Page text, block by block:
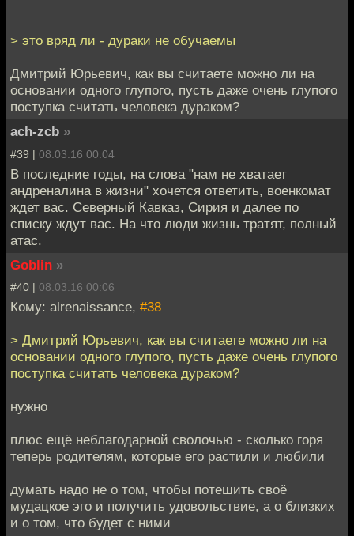
> это вряд ли - дураки не обучаемы
Дмитрий Юрьевич, как вы считаете можно ли на
основании одного глупого, пусть даже очень глупого
поступка считать человека дураком?
ach-zcb »
#39 | 08.03.16 00:04
В последние годы, на слова "нам не хватает
андреналина в жизни" хочется ответить, военкомат
ждет вас. Северный Кавказ, Сирия и далее по
списку ждут вас. На что люди жизнь тратят, полный
атас.
Goblin »
#40 | 08.03.16 00:06
Кому: alrenaissance, #38
> Дмитрий Юрьевич, как вы считаете можно ли на
основании одного глупого, пусть даже очень глупого
поступка считать человека дураком?
нужно
плюс ещё неблагодарной сволочью - сколько горя
теперь родителям, которые его растили и любили
думать надо не о том, чтобы потешить своё
мудацкое эго и получить удовольствие, а о близких
и о том, что будет с ними